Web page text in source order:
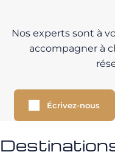
Nos experts sont à
accompagner à
Écrivez-nous